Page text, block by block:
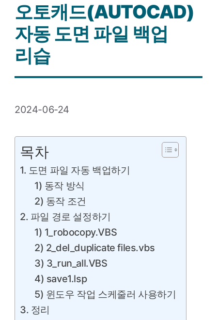
오토캐드(AUTOCAD)
자동 도면 파일 백업
리습
2024-06-24
목차
1. 도면 파일 자동 백업하기
1) 동작 방식
2) 동작 조건
2. 파일 경로 설정하기
1) 1_robocopy.VBS
2) 2_del_duplicate files.vbs
3) 3_run_all.VBS
4) save1.lsp
5) 윈도우 작업 스케줄러 사용하기
3. 정리